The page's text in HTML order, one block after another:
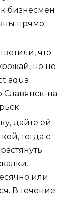
бизнесмен
прямо
что
но не
aqua
Славянск-на-
дайте ей
тогда с
или
В течение